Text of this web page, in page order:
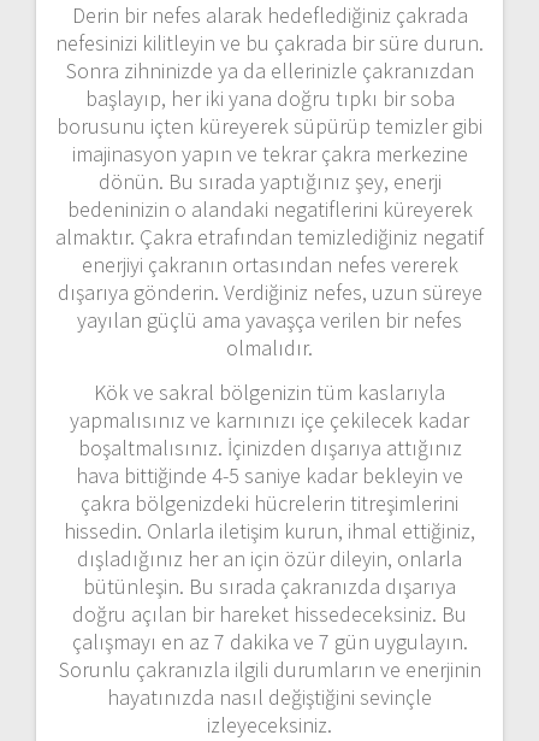
Derin bir nefes alarak hedeflediğiniz çakrada
nefesinizi kilitleyin ve bu çakrada bir süre durun.
Sonra zihninizde ya da ellerinizle çakranızdan
başlayıp, her iki yana doğru tıpkı bir soba
borusunu içten küreyerek süpürüp temizler gibi
imajinasyon yapın ve tekrar çakra merkezine
dönün. Bu sırada yaptığınız şey, enerji
bedeninizin o alandaki negatiflerini küreyerek
almaktır. Çakra etrafından temizlediğiniz negatif
enerjiyi çakranın ortasından nefes vererek
dışarıya gönderin. Verdiğiniz nefes, uzun süreye
yayılan güçlü ama yavaşça verilen bir nefes
olmalıdır.
Kök ve sakral bölgenizin tüm kaslarıyla
yapmalısınız ve karnınızı içe çekilecek kadar
boşaltmalısınız. İçinizden dışarıya attığınız
hava bittiğinde 4-5 saniye kadar bekleyin ve
çakra bölgenizdeki hücrelerin titreşimlerini
hissedin. Onlarla iletişim kurun, ihmal ettiğiniz,
dışladığınız her an için özür dileyin, onlarla
bütünleşin. Bu sırada çakranızda dışarıya
doğru açılan bir hareket hissedeceksiniz. Bu
çalışmayı en az 7 dakika ve 7 gün uygulayın.
Sorunlu çakranızla ilgili durumların ve enerjinin
hayatınızda nasıl değiştiğini sevinçle
izleyeceksiniz.